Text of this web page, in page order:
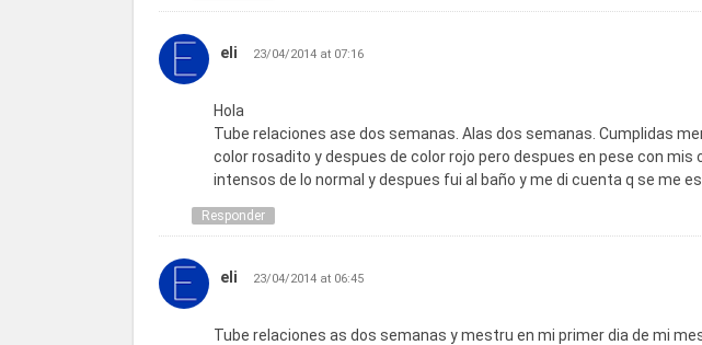
eli 23/04/2014 at 07:16
Hola
Tube relaciones ase dos semanas. Alas dos semanas. Cumplidas
color rosadito y despues de color rojo pero despues en pese con mis
intensos de lo normal y despues fui al baño y me di cuenta q se me
Responder
eli 23/04/2014 at 06:45
Tube relaciones as dos semanas y mestru en mi primer dia de mi